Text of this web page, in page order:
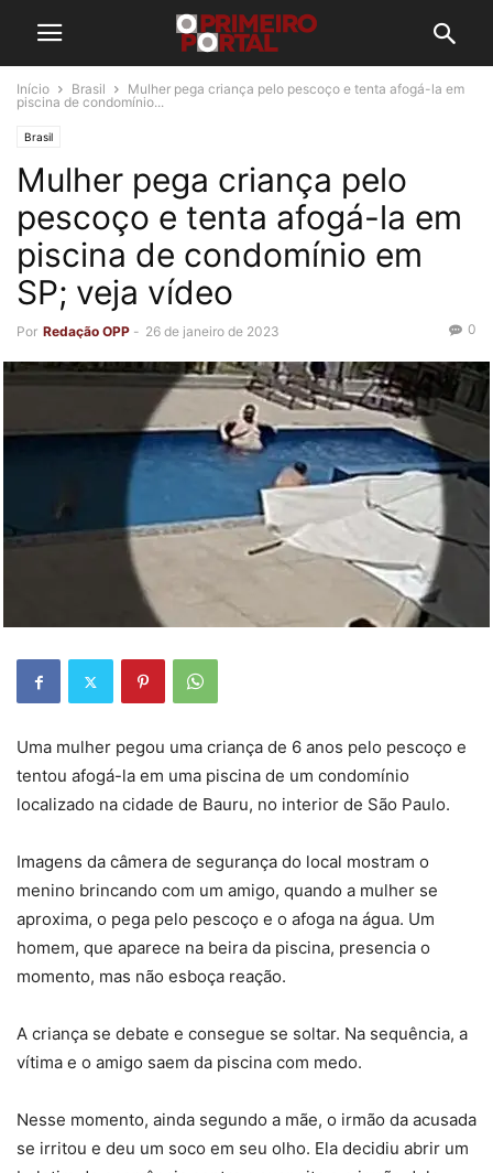
Início Brasil
Mulher pega criança pelo pescoço e tenta afogá-la em
piscina de condomínio...
Brasil
Mulher pega criança pelo
pescoço e tenta afogá-la em
piscina de condomínio em
SP; veja vídeo
Por Redação OPP - 26 de janeiro de 2023 0
Uma mulher pegou uma criança de 6 anos pelo pescoço e
tentou afogá-la em uma piscina de um condomínio
localizado na cidade de Bauru, no interior de São Paulo.
Imagens da câmera de segurança do local mostram o
menino brincando com um amigo, quando a mulher se
aproxima, o pega pelo pescoço e o afoga na água. Um
homem, que aparece na beira da piscina, presencia o
momento, mas não esboça reação.
A criança se debate e consegue se soltar. Na sequência, a
vítima e o amigo saem da piscina com medo.
Nesse momento, ainda segundo a mãe, o irmão da acusada
se irritou e deu um soco em seu olho. Ela decidiu abrir um